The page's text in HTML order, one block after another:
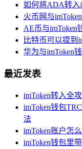
如何将ADA转入
火币网与
AE币与imToken
比特币可以提到
华为与imToken
最近发表
imToken转入全
imToken钱包
法
imToken账户怎
imToken钱包里